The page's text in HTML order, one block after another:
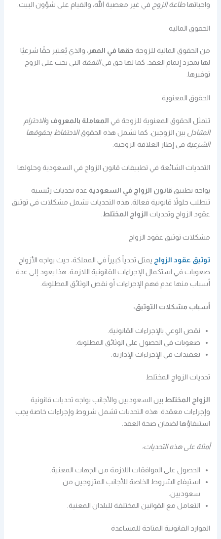
واجباتهاطاعة الزوج في غير معصية الله، والقيام على شؤون البيت.
الحقوق المالية
من الحقوق المالية للزوجة حقها في المهر، والذي يُعتبر حقًا شرعيًا
لها بمجرد إتمام العقد. كما لها حق فيالنفقة التي يجب على الزوج
توفيرها.
الحقوق المعنوية
تتمثل الحقوق المعنوية للزوجة في المعاملة بالمعروف والاحترام
المتبادل بين الزوجين. كما تشمل هذه الحقوقالاحتفاظ بحقوقها
الشرعية في إطار العلاقة الزوجية.
التحديات الشائعة في تطبيقات قانون الزواج في السعودية وحلولها
يواجه تطبيق قانون الزواج في السعودية عدة تحديات رئيسية
تتطلب حلولاً قانونية فعالة. هذه التحديات تشمل مشكلات في توثيق
عقود الزواج وتحديات الزواج المختلط
مشكلات توثيق عقود الزواج
توثيق عقود الزواج يمثل تحدياً كبيراً في المملكة، حيث يواجه الأزواج
صعوبات في استكمال الإجراءات القانونية اللازمة. هذا يعود إلى عدة
أسباب منها عدم فهم الإجراءات أو نقص الوثائق المطلوبة.
أسباب مشكلات التوثيق:
نقص الوعي بالإجراءات القانونية.
صعوبات في الحصول على الوثائق المطلوبة.
تعقيدات في الإجراءات الإدارية.
تحديات الزواج المختلط
الزواج المختلط بين السعوديين والأجانب يواجه تحديات قانونية
وإجراءات معقدة. هذه التحديات تشمل شروط وإجراءات خاصة يجب
استيفاؤها لضمان صحة العقد.
أمثلة على هذه التحديات:
الحصول على الموافقات اللازمة من الجهات المعنية.
استيفاء الشروط الخاصة للأجانب المتزوجين من
سعوديين.
التعامل مع القوانين المختلفة للبلدان المعنية.
الموارد القانونية المتاحة للمساعدة